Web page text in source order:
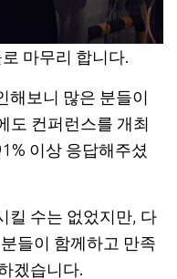
마무리 합니다.
해보니 많은 분들이
도 컨퍼런스를 개최
이상 응답해주셨
킬 수는 없었지만, 다
들이 함께하고 만족
겠습니다.